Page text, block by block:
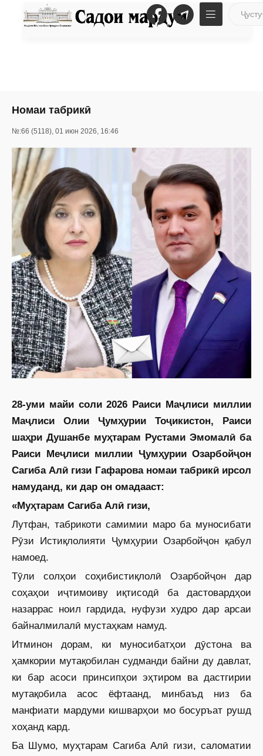
Номаи табрикӣ
№:66 (5118), 01 июн 2026, 16:46
28-уми майи соли 2026 Раиси Маҷлиси миллии
Маҷлиси Олии Ҷумҳурии Тоҷикистон, Раиси
шаҳри Душанбе муҳтарам Рустами Эмомалӣ ба
Раиси Меҷлиси миллии Ҷумҳурии Озарбойҷон
Сагиба Алӣ гизи Гафарова номаи табрикӣ ирсол
намуданд, ки дар он омадааст:
«Муҳтарам Сагиба Алӣ гизи,
Лутфан, табрикоти самимии маро ба муносибати
Рӯзи Истиқлолияти Ҷумҳурии Озарбойҷон қабул
намоед.
Тӯли солҳои соҳибистиқлолӣ Озарбойҷон дар
соҳаҳои иҷтимоиву иқтисодӣ ба дастовардҳои
назаррас ноил гардида, нуфузи худро дар арсаи
байналмилалӣ мустаҳкам намуд.
Итминон дорам, ки муносибатҳои дӯстона ва
ҳамкории мутақобилан судманди байни ду давлат,
ки бар асоси принсипҳои эҳтиром ва дастгирии
мутақобила асос ёфтаанд, минбаъд низ ба
манфиати мардуми кишварҳои мо босуръат рушд
хоҳанд кард.
Ба Шумо, муҳтарам Сагиба Алӣ гизи, саломатии